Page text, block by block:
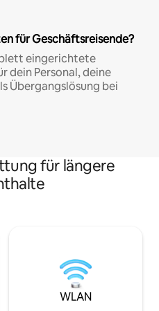
für Geschäftsreisende?
eingerichtete
dein Personal, deine
Übergangslösung bei
für längere
WLAN